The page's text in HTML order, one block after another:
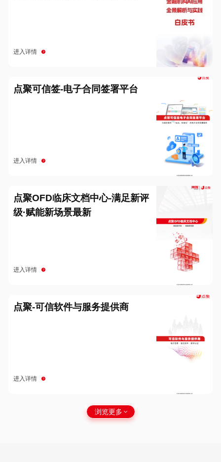
进入详情
点聚可信签-电子合同签署平台
进入详情
点聚OFD临床文档中心-满足新评
级·赋能新场景最新
进入详情
点聚-可信软件与服务提供商
进入详情
浏览更多